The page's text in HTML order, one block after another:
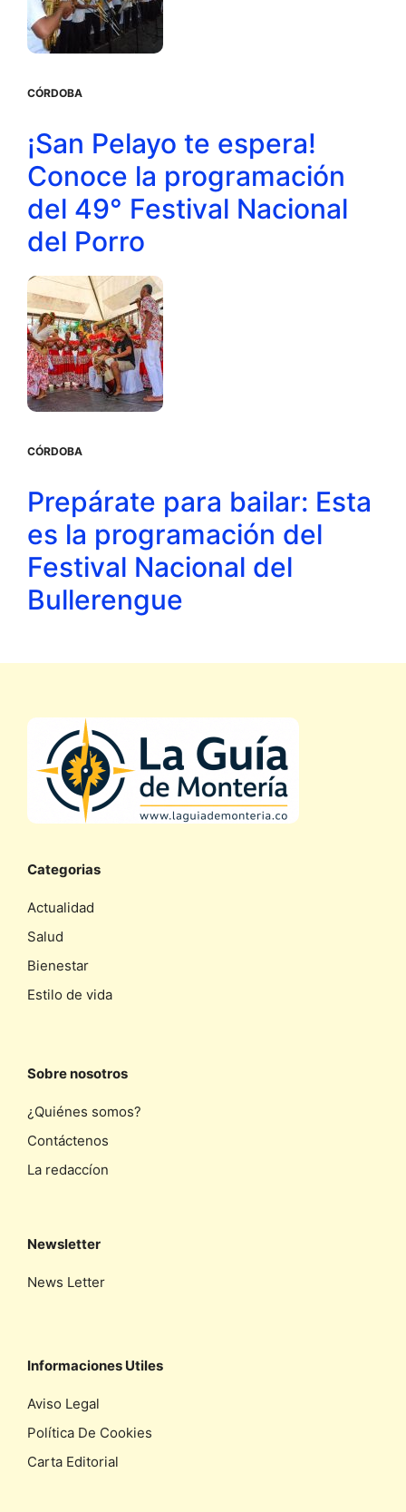
CÓRDOBA
¡San Pelayo te espera!
Conoce la programación
del 49° Festival Nacional
del Porro
CÓRDOBA
Prepárate para bailar: Esta
es la programación del
Festival Nacional del
Bullerengue
Categorias
Actualidad
Salud
Bienestar
Estilo de vida
Sobre nosotros
¿Quiénes somos?
Contáctenos
La redaccíon
Newsletter
News Letter
Informaciones Utiles
Aviso Legal
Política De Cookies
Carta Editorial